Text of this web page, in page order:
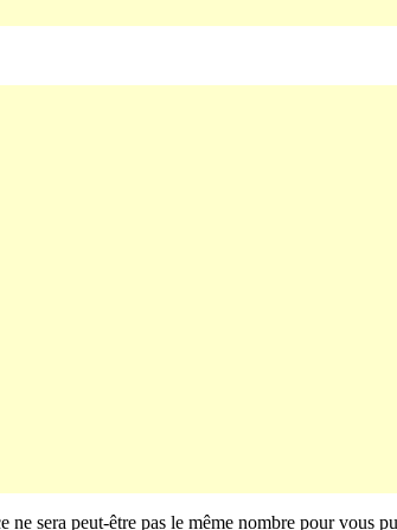
sera peut-être pas le même nombre pour vous